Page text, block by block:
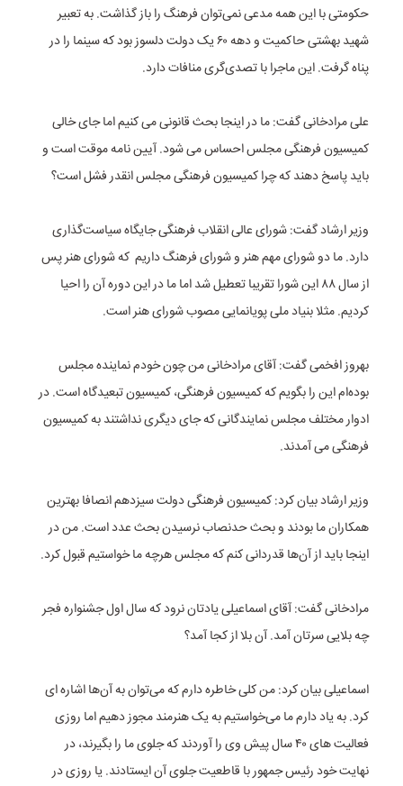
حکومتی با این همه مدعی نمی‌توان فرهنگ را باز گذاشت. به تعبیر
شهید بهشتی حاکمیت و دهه ۶۰ یک دولت دلسوز بود که سینما را در
پناه گرفت. این ماجرا با تصدی‌گری منافات دارد.
علی مرادخانی گفت: ما در اینجا بحث قانونی می کنیم اما جای خالی
کمیسیون فرهنگی مجلس احساس می شود. آیین نامه موقت است و
باید پاسخ دهند که چرا کمیسیون فرهنگی مجلس انقدر فشل است؟
وزیر ارشاد گفت: شورای عالی انقلاب فرهنگی جایگاه سیاست‌گذاری
دارد. ما دو شورای مهم هنر و شورای فرهنگ داریم که شورای هنر پس
از سال ۸۸ این شورا تقریبا تعطیل شد اما ما در این دوره آن را احیا
کردیم. مثلا بنیاد ملی پویانمایی مصوب شورای هنر است.
بهروز افخمی گفت: آقای مرادخانی من چون خودم نماینده مجلس
بوده‌ام این را بگویم که کمیسیون فرهنگی، کمیسیون تبعیدگاه است. در
ادوار مختلف مجلس نمایندگانی که جای دیگری نداشتند به کمیسیون
فرهنگی می آمدند.
وزیر ارشاد بیان کرد: کمیسیون فرهنگی دولت سیزدهم انصافا بهترین
همکاران ما بودند و بحث حدنصاب نرسیدن بحث عدد است. من در
اینجا باید از آن‌ها قدردانی کنم که مجلس هرچه ما خواستیم قبول کرد.
مرادخانی گفت: آقای اسماعیلی یادتان نرود که سال اول جشنواره فجر
چه بلایی سرتان آمد. آن بلا از کجا آمد؟
اسماعیلی بیان کرد: من کلی خاطره دارم که می‌توان به آن‌ها اشاره ای
کرد. به یاد دارم ما می‌خواستیم به یک هنرمند مجوز دهیم اما روزی
فعالیت های ۴۰ سال پیش وی را آوردند که جلوی ما را بگیرند، در
نهایت خود رئیس جمهور با قاطعیت جلوی آن ایستادند. یا روزی در